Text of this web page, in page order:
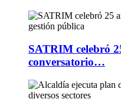
SATRIM celebró
conversatorio…